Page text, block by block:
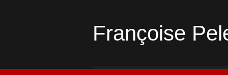
Françoise